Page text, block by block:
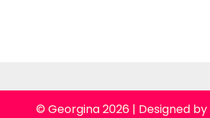
© Georgina 2026 | Designed by